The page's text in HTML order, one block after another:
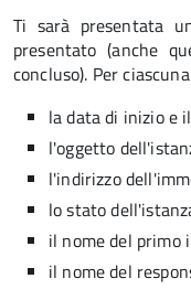
Ti sarà presentata
presentato (anche
concluso). Per
la data di inizio e
l'oggetto
l'indirizzo
lo stato
il nome del primo
il nome del